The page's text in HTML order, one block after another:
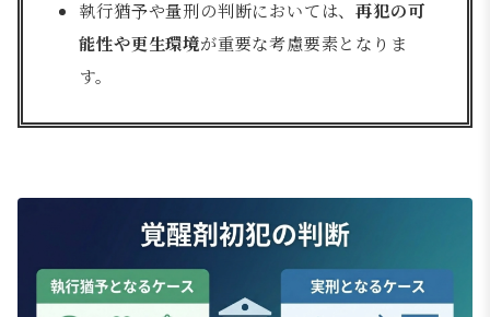
執行猶予や量刑の判断においては、再犯の可
能性や更生環境が重要な考慮要素となりま
す。